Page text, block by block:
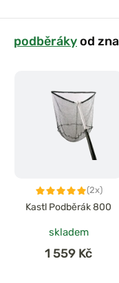
podběrákyod
(2x)
Kastl Podběrák 800
skladem
1 559 Kč